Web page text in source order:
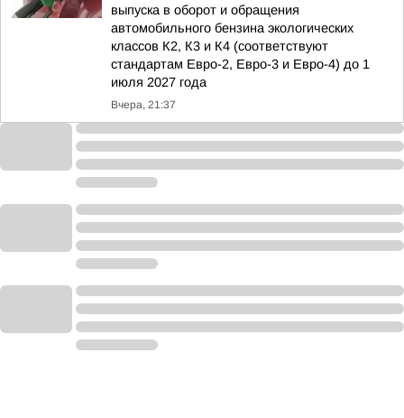
выпуска в оборот и обращения
автомобильного бензина экологических
классов К2, К3 и К4 (соответствуют
стандартам Евро-2, Евро-3 и Евро-4) до 1
июля 2027 года
Вчера, 21:37